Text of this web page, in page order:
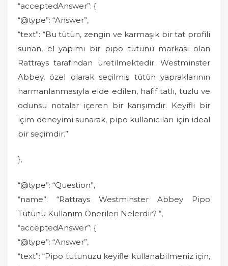
“acceptedAnswer”: {
“@type”: “Answer”,
“text”: “Bu tütün, zengin ve karmaşık bir tat profili
sunan, el yapımı bir pipo tütünü markası olan
Rattrays tarafından üretilmektedir. Westminster
Abbey, özel olarak seçilmiş tütün yapraklarının
harmanlanmasıyla elde edilen, hafif tatlı, tuzlu ve
odunsu notalar içeren bir karışımdır. Keyifli bir
içim deneyimi sunarak, pipo kullanıcıları için ideal
bir seçimdir.”
},
“@type”: “Question”,
“name”: “Rattrays Westminster Abbey Pipo
Tütünü Kullanım Önerileri Nelerdir? “,
“acceptedAnswer”: {
“@type”: “Answer”,
“text”: “Pipo tutunuzu keyifle kullanabilmeniz için,